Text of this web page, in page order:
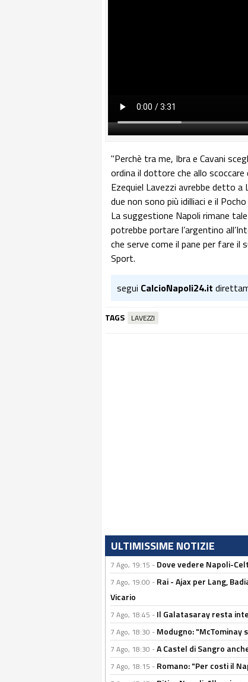
"Perchè tra me, Ibra e Cavani
ordina il dottore che allo scoccare
Ezequiel Lavezzi avrebbe detto
due non sono più idilliaci e il
La suggestione Napoli rimane
potrebbe portare l’argentino
che serve come il pane per fare il
Sport.
segui CalcioNapoli24.it
TAGS LAVEZZI
ULTIMISSIME NOTIZIE
7 Ago, 19:15 - Dove vedere Napoli-
7 Ago, 19:00 - Rai - Ajax per Lang,
Vicario
7 Ago, 18:45 - Il Galatasaray resta
7 Ago, 18:30 - Modugno:
7 Ago, 18:30 -A Castel di Sangro
7 Ago, 18:15 - Romano: "Per costi il